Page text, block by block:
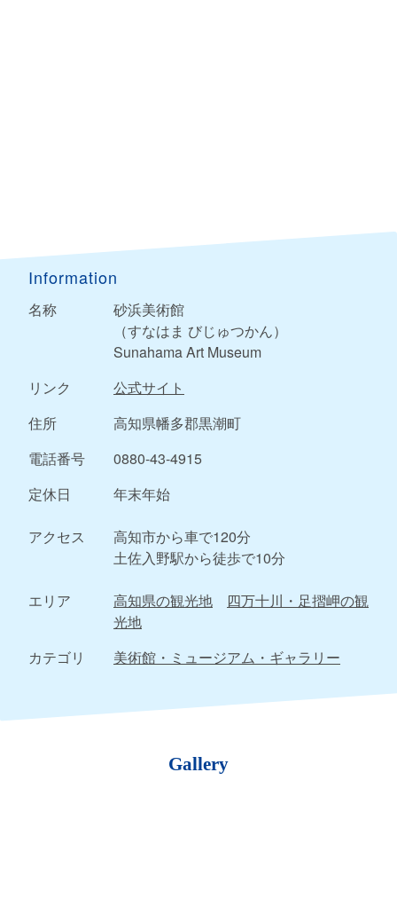
Information
名称
砂浜美術館
（すなはま びじゅつかん）
Sunahama Art Museum
リンク
公式サイト
住所
高知県幡多郡黒潮町
電話番号
0880-43-4915
定休日
年末年始
アクセス
高知市から車で120分
土佐入野駅から徒歩で10分
エリア 高知県の観光地
四万十川・足摺岬の観
光地
カテゴリ
美術館・ミュージアム・ギャラリー
Gallery